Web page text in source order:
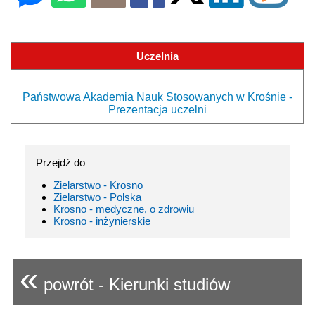
Uczelnia
Państwowa Akademia Nauk Stosowanych w Krośnie -
Prezentacja uczelni
Przejdź do
Zielarstwo - Krosno
Zielarstwo - Polska
Krosno - medyczne, o zdrowiu
Krosno - inżynierskie
« powrót - Kierunki studiów